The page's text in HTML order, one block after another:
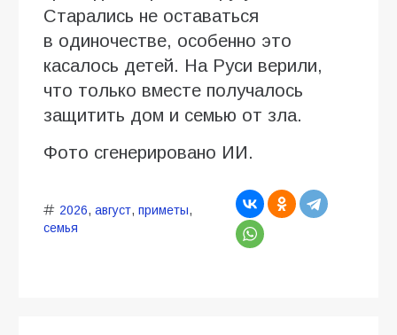
Старались не оставаться
в одиночестве, особенно это
касалось детей. На Руси верили,
что только вместе получалось
защитить дом и семью от зла.
Фото сгенерировано ИИ.
2026, август, приметы,
семья